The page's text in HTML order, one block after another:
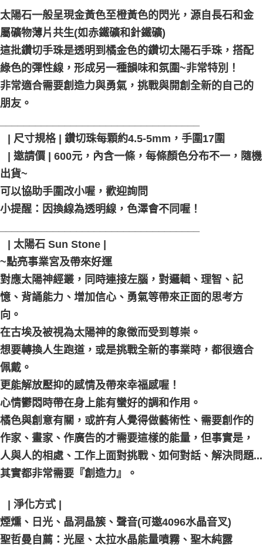
每筆NT$80，滿NT$3,000(含以上)免運費
付款後門市自取
免運費
太陽石一般呈現金黃色至橙黃色的閃光，源自長石和金
屬礦物薄片共生(如赤鐵礦和針鐵礦)
這批鑽切手珠是透明到橘金色的鑽切太陽石手珠，搭配
綠色的彈性線，形成另一種韻味和氛圍~非常特別！
非常適合需要創造力與勇氣，挑戰與開創全新的自己的
朋友。
⠀| 尺寸規格 | 鑽切珠每顆約4.5-5mm，手圍17圍
⠀| 邀請價 | 600元，內含一條，每條顏色分布不一，隨機
出貨~
可以協助手圍改小喔，歡迎詢問
小提醒：因換線為透明線，色澤會不同喔！
⠀| 太陽石 Sun Stone |
~點亮事業宮及帶來好運
對應太陽神經叢，同時連接左腦，對邏輯、理智、記
憶、背誦能力、增加信心、勇氣等帶來正面的思考方
向。
在古埃及被視為太陽神的象徵而受到尊崇。
想要轉換人生跑道，或是挑戰全新的事業時，都很適合
佩戴。
更能解放壓抑的感情及帶來幸福感喔！
心情鬱悶時帶在身上能有蠻好的調和作用。
橘色與創意有關，或許有人覺得做藝術性、需要創作的
作家、畫家、作廣告的才需要這樣的能量，但事實是，
人與人的相處、工作上面對挑戰、如何對話、解決問題...
其實都非常需要『創造力』。
⠀| 淨化方式 |
煙燻、日光、晶洞晶簇、聲音(可邀4096水晶音叉)
聖哲曼自薦：光屋、太拉水晶能量噴霧、聖木純露